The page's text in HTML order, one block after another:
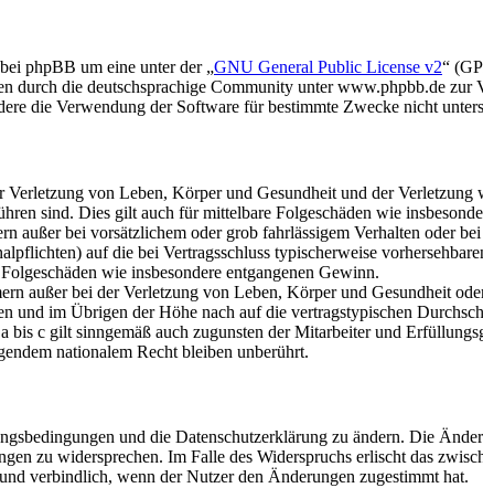
phpBB um eine unter der „GNU General Public License v2“
durch die deutschsprachige Community unter www.phpbb.de
die Verwendung der Software für bestimmte Zwecke nicht
Verletzung von Leben, Körper und Gesundheit und der
sind. Dies gilt auch für mittelbare Folgeschäden wie
außer bei vorsätzlichem oder grob fahrlässigem Verhalten oder
auf die bei Vertragsschluss typischerweise
wie insbesondere entgangenen Gewinn.
außer bei der Verletzung von Leben, Körper und Gesundheit
und im Übrigen der Höhe nach auf die vertragstypischen
bis c gilt sinngemäß auch zugunsten der Mitarbeiter und
nationalem Recht bleiben unberührt.
und die Datenschutzerklärung zu ändern. Die
zu widersprechen. Im Falle des Widerspruchs erlischt das
verbindlich, wenn der Nutzer den Änderungen zugestimmt hat.